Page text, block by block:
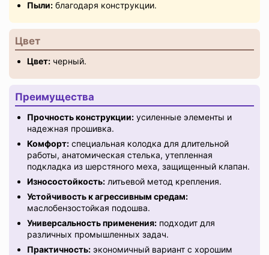
Пыли: благодаря конструкции.
Цвет
Цвет: черный.
Преимущества
Прочность конструкции: усиленные элементы и
надежная прошивка.
Комфорт: специальная колодка для длительной
работы, анатомическая стелька, утепленная
подкладка из шерстяного меха, защищенный клапан.
Износостойкость: литьевой метод крепления.
Устойчивость к агрессивным средам:
маслобензостойкая подошва.
Универсальность применения: подходит для
различных промышленных задач.
Практичность: экономичный вариант с хорошим